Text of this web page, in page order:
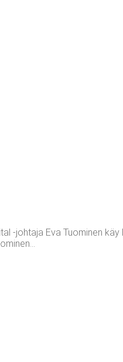
-johtaja Eva Tuominen